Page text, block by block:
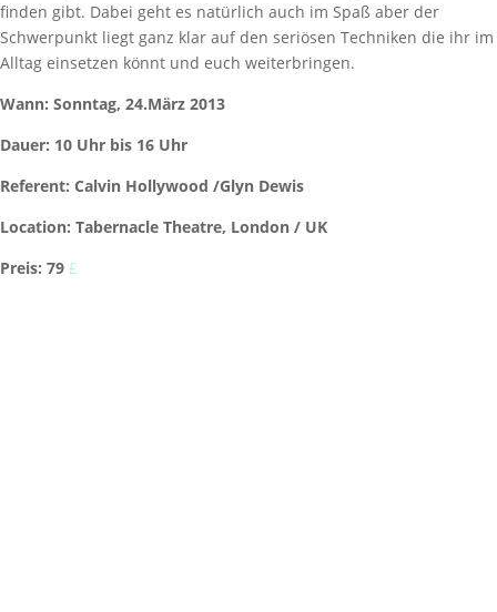
finden gibt. Dabei geht es natürlich auch im Spaß aber der
Schwerpunkt liegt ganz klar auf den seriösen Techniken die ihr im
Alltag einsetzen könnt und euch weiterbringen.
Wann: Sonntag, 24.März 2013
Dauer: 10 Uhr bis 16 Uhr
Referent: Calvin Hollywood /Glyn Dewis
Location: Tabernacle Theatre, London / UK
Preis: 79 £